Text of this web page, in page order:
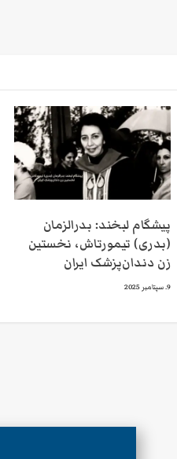
پیشگام لبخند: بدرالزمان
(بدری) تیمورتاش، نخستین
زن دندان‌پزشک ایران
9. سپتامبر 2025